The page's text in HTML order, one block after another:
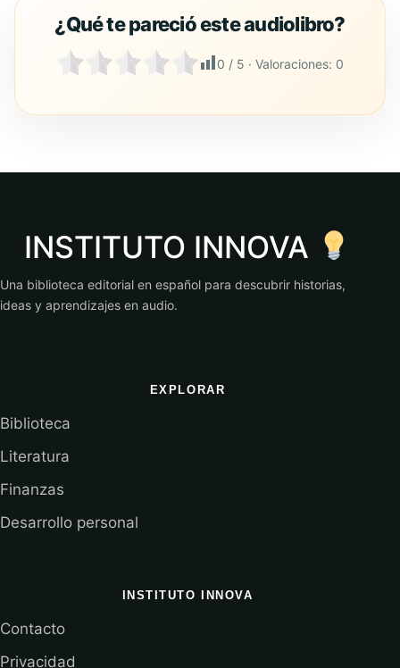
0 / 5 · Valoraciones: 0
INSTITUTO INNOVA
Una biblioteca editorial en español para descubrir historias,
ideas y aprendizajes en audio.
EXPLORAR
Biblioteca
Literatura
Finanzas
Desarrollo personal
INSTITUTO INNOVA
Contacto
Privacidad